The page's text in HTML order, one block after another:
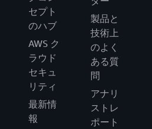
セプト
のハブ
AWS ク
ラウド
セキュ
リティ
最新情
報
製品と
技術上
のよく
ある質
問
アナリ
ストレ
ポート